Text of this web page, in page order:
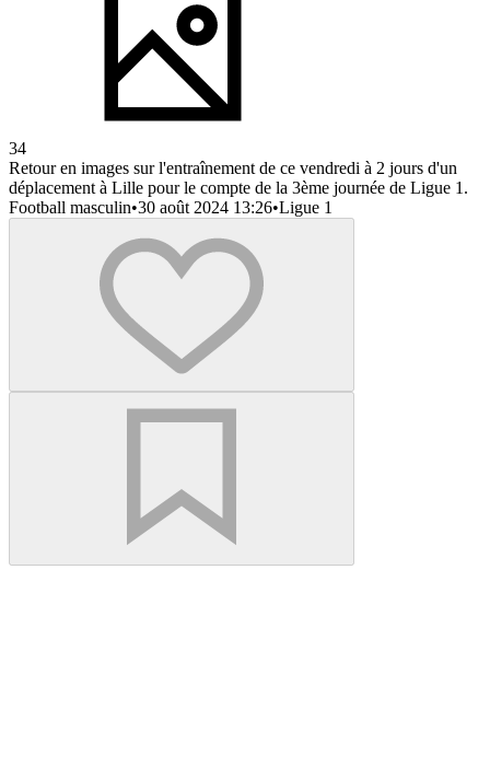
34
Retour en images sur l'entraînement de ce vendredi à 2 jours d'un
déplacement à Lille pour le compte de la 3ème journée de Ligue 1.
Football masculin•30 août 2024 13:26•Ligue 1